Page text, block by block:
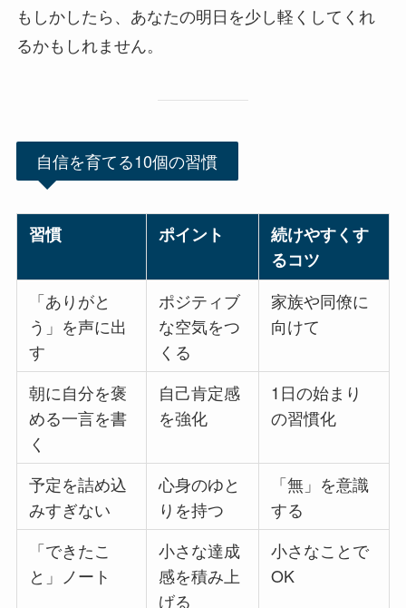
もしかしたら、あなたの明日を少し軽くしてくれ
るかもしれません。
自信を育てる10個の習慣
習慣 ポイント
続けやすくす
るコツ
「ありがと
う」を声に出
す
ポジティブ
な空気をつ
くる
家族や同僚に
向けて
朝に自分を褒
める一言を書
く
自己肯定感
を強化
1日の始まり
の習慣化
予定を詰め込
みすぎない
心身のゆと
りを持つ
「無」を意識
する
「できたこ
と」ノート
小さな達成
感を積み上
げる
小さなことで
OK